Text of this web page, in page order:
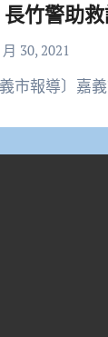
竹警助
月 30, 2021
義市報導〕嘉